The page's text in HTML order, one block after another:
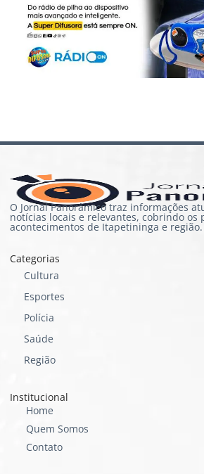
O Jornal Panorâmico traz informações
notícias locais e relevantes, cobrindo os
acontecimentos de Itapetininga e região.
Categorias
Cultura
Esportes
Polícia
Saúde
Região
Institucional
Home
Quem Somos
Contato